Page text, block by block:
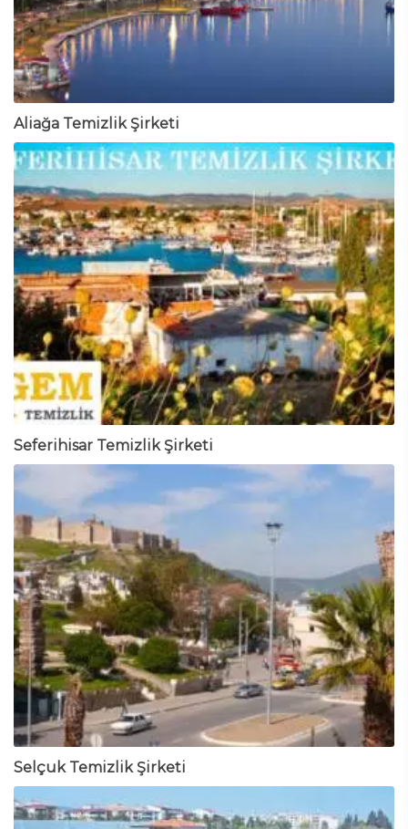
Aliağa Temizlik Şirketi
Seferihisar Temizlik Şirketi
Selçuk Temizlik Şirketi